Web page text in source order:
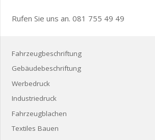
Rufen Sie uns an. 081 755 49 49
Fahrzeugbeschriftung
Gebäudebeschriftung
Werbedruck
Industriedruck
Fahrzeugblachen
Textiles Bauen